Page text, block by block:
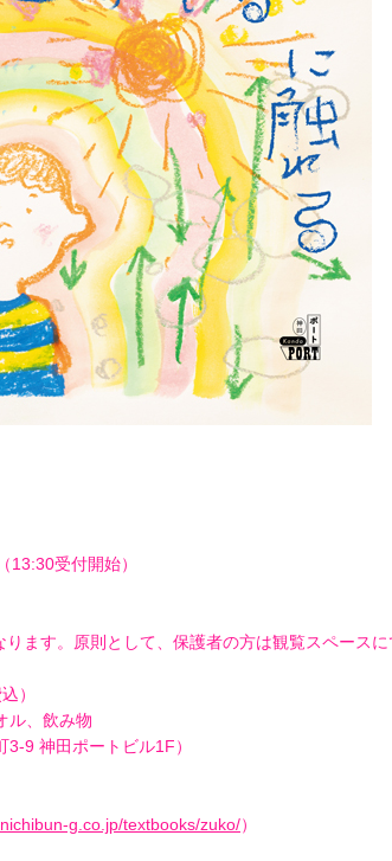
13:30受付開始）
ます。原則として、保護者の方は観覧スペース
）
ル、飲み物
3-9 神田ポートビル1F）
g.co.jp/textbooks/zuko/）